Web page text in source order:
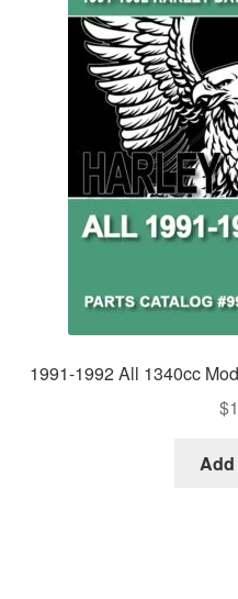
1991-1992 All 1340cc
$